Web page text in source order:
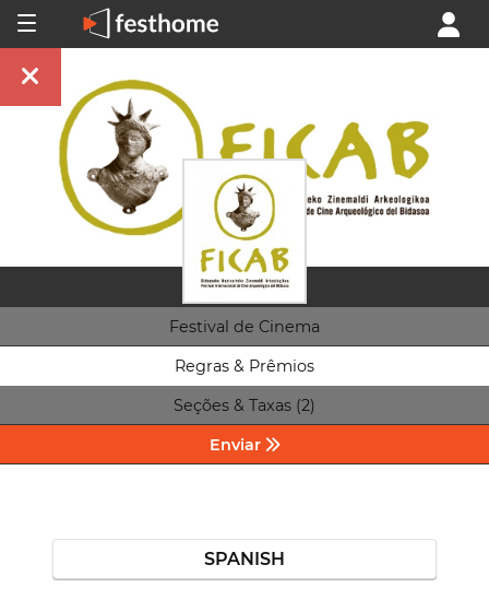
Festival de Cinema
Regras & Prêmios
Seções & Taxas (2)
Enviar
SPANISH